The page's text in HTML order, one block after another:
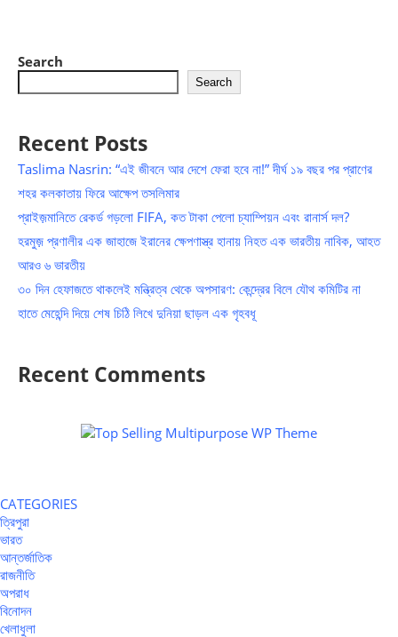
Search
Search
Recent Posts
Taslima Nasrin: “এই জীবনে আর দেশে ফেরা হবে না!” দীর্ঘ ১৯ বছর পর প্রাণের
শহর কলকাতায় ফিরে আক্ষেপ তসলিমার
প্রাইজ়মানিতে রেকর্ড গড়লো FIFA, কত টাকা পেলো চ্যাম্পিয়ন এবং রানার্স দল?
হরমুজ় প্রণালীর এক জাহাজে ইরানের ক্ষেপণাস্ত্র হানায় নিহত এক ভারতীয় নাবিক, আহত
আরও ৬ ভারতীয়
৩০ দিন হেফাজতে থাকলেই মন্ত্রিত্ব থেকে অপসারণ: কেন্দ্রের বিলে যৌথ কমিটির না
হাতে মেহেন্দি দিয়ে শেষ চিঠি লিখে দুনিয়া ছাড়ল এক গৃহবধূ
Recent Comments
CATEGORIES
ত্রিপুরা
ভারত
আন্তর্জাতিক
রাজনীতি
অপরাধ
বিনোদন
খেলাধুলা